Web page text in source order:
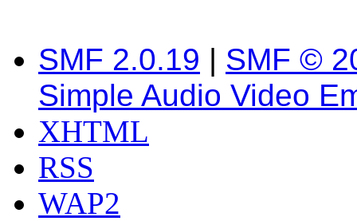
SMF 2.0.19 | SMF ©
Simple Audio Video
XHTML
RSS
WAP2